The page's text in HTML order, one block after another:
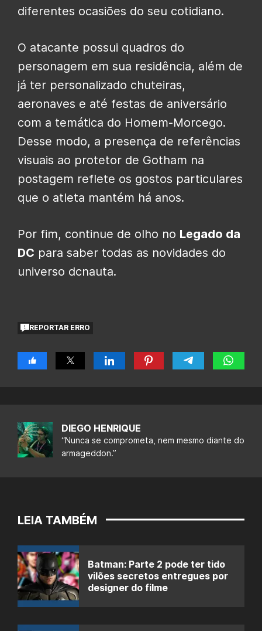
diferentes ocasiões do seu cotidiano.
O atacante possui quadros do
personagem em sua residência, além de
já ter personalizado chuteiras,
aeronaves e até festas de aniversário
com a temática do Homem-Morcego.
Desse modo, a presença de referências
visuais ao protetor de Gotham na
postagem reflete os gostos particulares
que o atleta mantém há anos.
Por fim, continue de olho no Legado da
DC para saber todas as novidades do
universo dcnauta.
REPORTAR ERRO
DIEGO HENRIQUE
“Nunca se comprometa, nem mesmo diante do
armageddon.”
LEIA TAMBÉM
Batman: Parte 2 pode ter tido
vilões secretos entregues por
designer do filme